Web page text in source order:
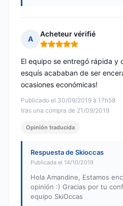
A
Acheteur vérifié
Nota: 5 de 5
Publicado el 30/09/2019 à 17h58
tras una compra de 21/09/2019
El equipo se entregó rápida y
esquís acababan de ser
ocasiones económicas!
Opinión traducida
Respuesta de Skioccas
Publicada el 14/10/2019
Hola Amandine, Estamos
opinión :) Gracias por tu
equipo SkiOccas